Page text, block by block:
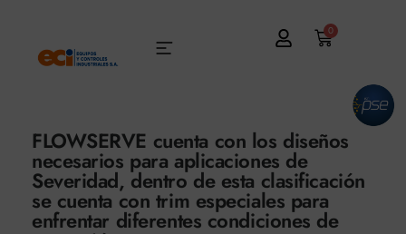
0
FLOWSERVE cuenta con los diseños
necesarios para aplicaciones de
Severidad, dentro de esta clasificación
se cuenta con trim especiales para
enfrentar diferentes condiciones de